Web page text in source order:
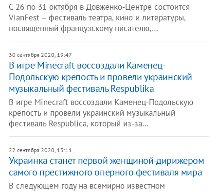
С 26 по 31 октября в Довженко-Центре состоится
VianFest – фестиваль театра, кино и литературы,
посвященный французскому писателю,…
30 сентября 2020, 19:47
​В игре Minecraft воссоздали Каменец-
Подольскую крепость и провели украинский
музыкальный фестиваль Respublika
В игре Minecraft воссоздали Каменец-Подольскую
крепость и провели украинский музыкальный
фестиваль Respublica, который из-за…
22 сентября 2020, 13:11
Украинка станет первой женщиной-дирижером
самого престижного оперного фестиваля мира
В следующем году на всемирно известном